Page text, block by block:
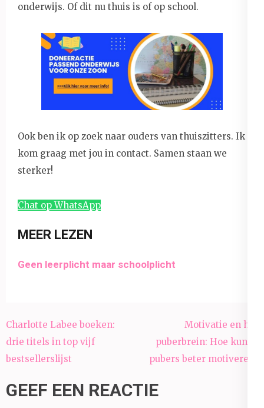
onderwijs. Of dit nu thuis is of op school.
Ook ben ik op zoek naar ouders van thuiszitters. Ik
kom graag met jou in contact. Samen staan we
sterker!
Chat op WhatsApp
MEER LEZEN
Geen leerplicht maar schoolplicht
Bericht
navigatie
Charlotte Labee boeken:
drie titels in top vijf
bestsellerslijst
Motivatie en het
puberbrein: Hoe kun je
pubers beter motiveren?
GEEF EEN REACTIE